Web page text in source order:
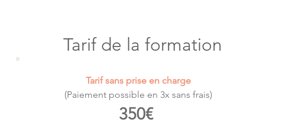
Tarif de la formation
Tarif sans prise en charge
(Paiement possible en 3x sans frais)
350€